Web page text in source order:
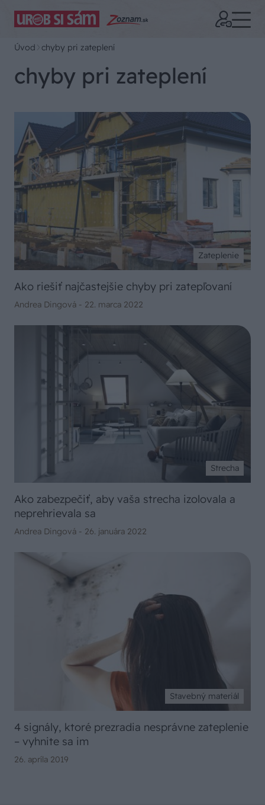
Úvod chyby pri zateplení
chyby pri zateplení
Zateplenie
Ako riešiť najčastejšie chyby pri zatepľovaní
Andrea Dingová - 22. marca 2022
Strecha
Ako zabezpečiť, aby vaša strecha izolovala a
neprehrievala sa
Andrea Dingová - 26. januára 2022
Stavebný materiál
4 signály, ktoré prezradia nesprávne zateplenie
– vyhnite sa im
26. apríla 2019